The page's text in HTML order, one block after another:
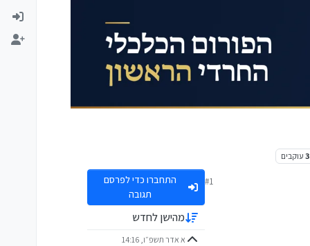
3 עוקבים
#1
התחברו כדי לפרסם
תגובה
מהישן לחדש
א אדר תשפ״ו, 14:16